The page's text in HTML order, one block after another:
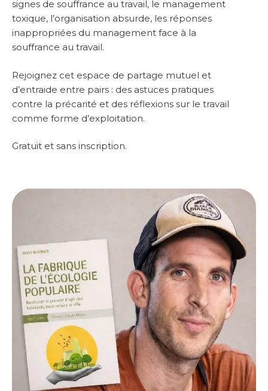
signes de souffrance au travail, le management
toxique, l’organisation absurde, les réponses
inappropriées du management face à la
souffrance au travail.
Rejoignez cet espace de partage mutuel et
d’entraide entre pairs : des astuces pratiques
contre la précarité et des réflexions sur le travail
comme forme d’exploitation.
Gratuit et sans inscription.